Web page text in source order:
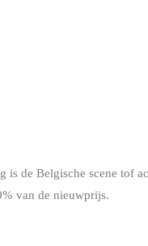
de Belgische scene tof
van de nieuwprijs.